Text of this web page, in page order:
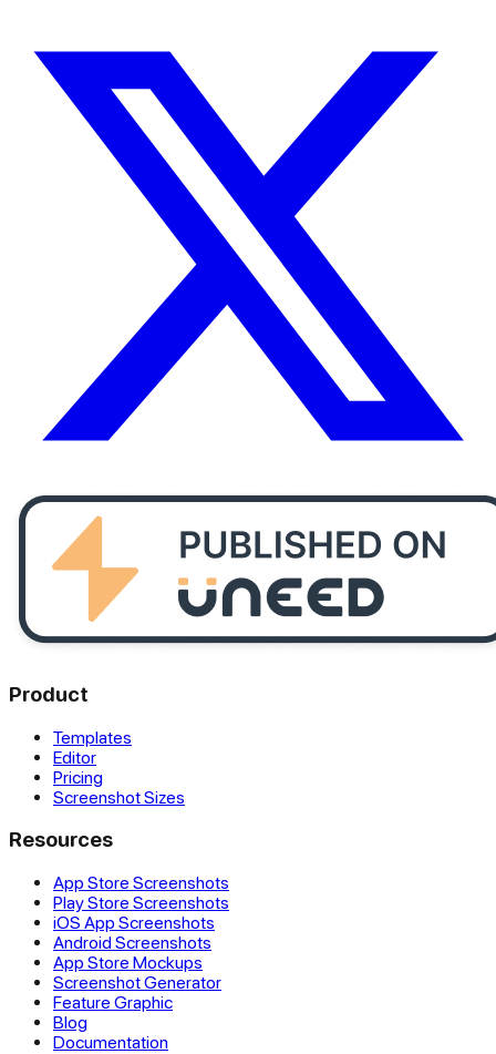
Product
Templates
Editor
Pricing
Screenshot Sizes
Resources
App Store Screenshots
Play Store Screenshots
iOS App Screenshots
Android Screenshots
App Store Mockups
Screenshot Generator
Feature Graphic
Blog
Documentation